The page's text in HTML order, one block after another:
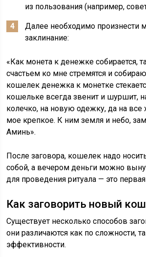
из пользования (например,
Далее необходимо произнести
заклинание:
«Как монета к денежке собирается,
счастьем ко мне стремятся и
кошелек денежка к монетке
кошельке всегда звенит и шуршит,
колечко, на новую одежку, да на все
мое крепкое. К ним земля и небо,
Аминь».
После заговора, кошелек надо
собой, а вечером деньги можно
для проведения ритуала — это первая
Как заговорить новый
Существует несколько способов
они различаются как по сложности,
эффективности.